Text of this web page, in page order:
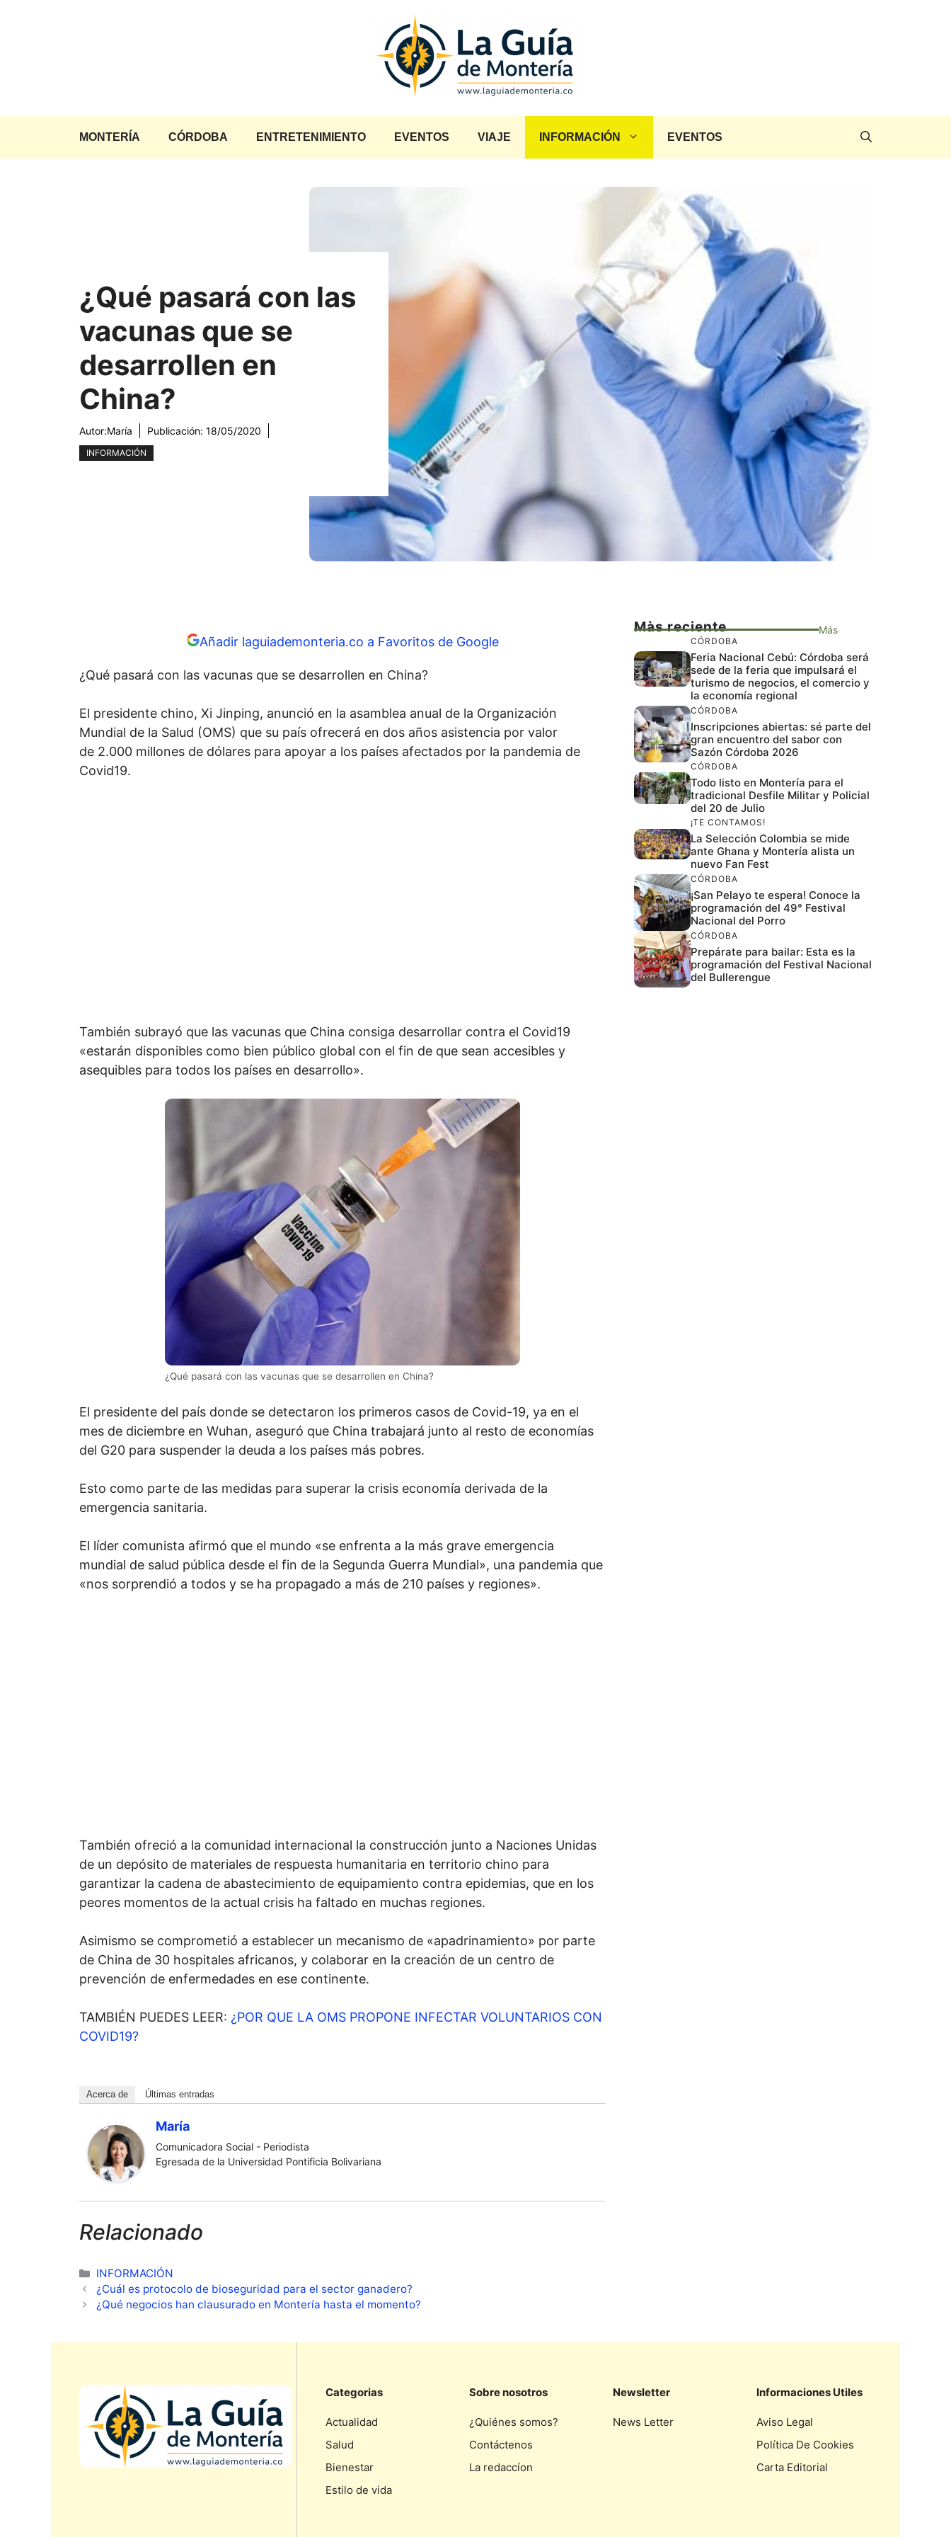
MONTERÍA CÓRDOBA ENTRETENIMIENTO EVENTOS VIAJE INFORMACIÓN EVENTOS
¿Qué pasará con las
vacunas que se
desarrollen en
China?
Autor:María Publicación: 18/05/2020
INFORMACIÓN
Añadir laguiademonteria.co a Favoritos de Google
¿Qué pasará con las vacunas que se desarrollen en China?
El presidente chino, Xi Jinping, anunció en la asamblea anual de la Organización
Mundial de la Salud (OMS) que su país ofrecerá en dos años asistencia por valor
de 2.000 millones de dólares para apoyar a los países afectados por la pandemia de
Covid19.
También subrayó que las vacunas que China consiga desarrollar contra el Covid19
«estarán disponibles como bien público global con el fin de que sean accesibles y
asequibles para todos los países en desarrollo».
¿Qué pasará con las vacunas que se desarrollen en China?
El presidente del país donde se detectaron los primeros casos de Covid-19, ya en el
mes de diciembre en Wuhan, aseguró que China trabajará junto al resto de economías
del G20 para suspender la deuda a los países más pobres.
Esto como parte de las medidas para superar la crisis economía derivada de la
emergencia sanitaria.
El líder comunista afirmó que el mundo «se enfrenta a la más grave emergencia
mundial de salud pública desde el fin de la Segunda Guerra Mundial», una pandemia que
«nos sorprendió a todos y se ha propagado a más de 210 países y regiones».
También ofreció a la comunidad internacional la construcción junto a Naciones Unidas
de un depósito de materiales de respuesta humanitaria en territorio chino para
garantizar la cadena de abastecimiento de equipamiento contra epidemias, que en los
peores momentos de la actual crisis ha faltado en muchas regiones.
Asimismo se comprometió a establecer un mecanismo de «apadrinamiento» por parte
de China de 30 hospitales africanos, y colaborar en la creación de un centro de
prevención de enfermedades en ese continente.
TAMBIÉN PUEDES LEER: ¿POR QUE LA OMS PROPONE INFECTAR VOLUNTARIOS CON
COVID19?
Acerca de Últimas entradas
María
Comunicadora Social - Periodista
Egresada de la Universidad Pontificia Bolivariana
Relacionado
Categorías
INFORMACIÓN
¿Cuál es protocolo de bioseguridad para el sector ganadero?
¿Qué negocios han clausurado en Montería hasta el momento?
Màs reciente Más
CÓRDOBA
Feria Nacional Cebú: Córdoba será
sede de la feria que impulsará el
turismo de negocios, el comercio y
la economía regional
CÓRDOBA
Inscripciones abiertas: sé parte del
gran encuentro del sabor con
Sazón Córdoba 2026
CÓRDOBA
Todo listo en Montería para el
tradicional Desfile Militar y Policial
del 20 de Julio
¡TE CONTAMOS!
La Selección Colombia se mide
ante Ghana y Montería alista un
nuevo Fan Fest
CÓRDOBA
¡San Pelayo te espera! Conoce la
programación del 49° Festival
Nacional del Porro
CÓRDOBA
Prepárate para bailar: Esta es la
programación del Festival Nacional
del Bullerengue
Categorias
Actualidad
Salud
Bienestar
Estilo de vida
Sobre nosotros
¿Quiénes somos?
Contáctenos
La redaccíon
Newsletter
News Letter
Informaciones Utiles
Aviso Legal
Política De Cookies
Carta Editorial